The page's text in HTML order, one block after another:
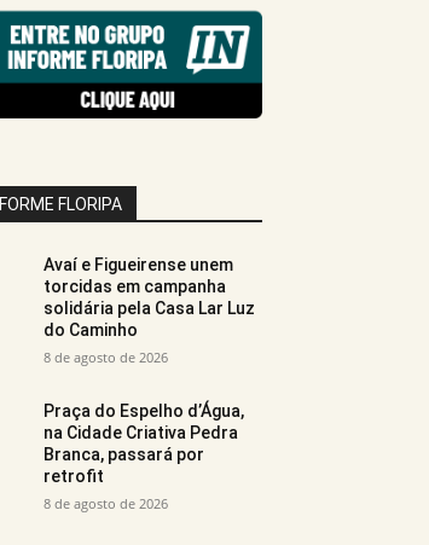
FLORIPA
Avaí e Figueirense unem
torcidas em campanha
solidária pela Casa Lar Luz
do Caminho
8 de agosto de 2026
Praça do Espelho d’Água,
na Cidade Criativa Pedra
Branca, passará por
retrofit
8 de agosto de 2026